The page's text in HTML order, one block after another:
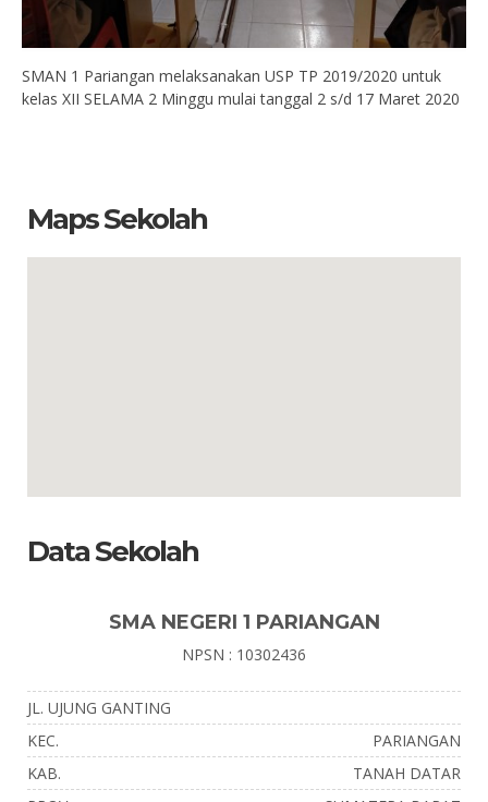
SMAN 1 Pariangan melaksanakan USP TP 2019/2020 untuk
kelas XII SELAMA 2 Minggu mulai tanggal 2 s/d 17 Maret 2020
Maps Sekolah
Data Sekolah
SMA NEGERI 1 PARIANGAN
NPSN : 10302436
JL. UJUNG GANTING
KEC.
PARIANGAN
KAB.
TANAH DATAR